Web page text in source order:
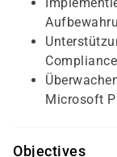
Microsoft
Objectives